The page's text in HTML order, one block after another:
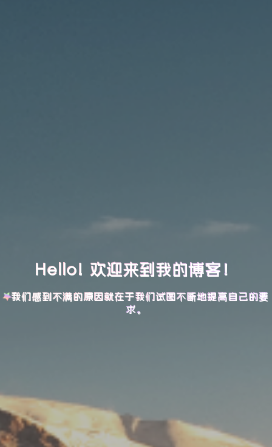
Hello! 欢迎来到我的博客！
我们感到不满的原因就在于我们试图不断地提高自己的要
求。